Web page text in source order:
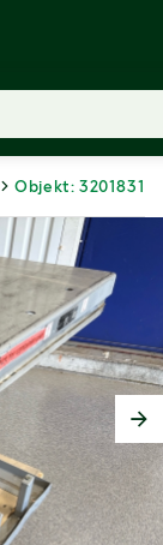
Objekt: 3201831